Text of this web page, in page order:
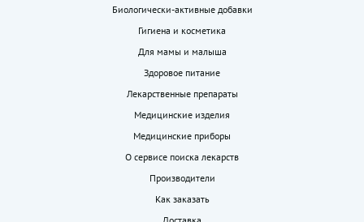
Биологически-активные добавки
Гигиена и косметика
Для мамы и малыша
Здоровое питание
Лекарственные препараты
Медицинские изделия
Медицинские приборы
О сервисе поиска лекарств
Производители
Как заказать